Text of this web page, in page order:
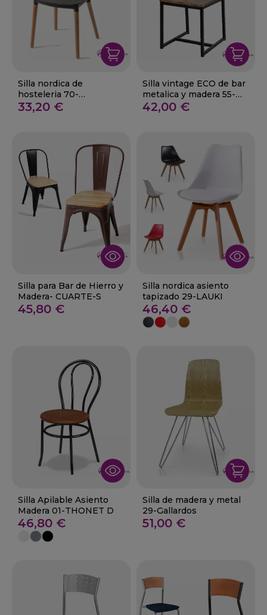
Silla nordica de
hosteleria 70-
Montehermoso
33,20 €
Silla vintage ECO de bar
metalica y madera 55-
Hornachos
42,00 €
Silla para Bar de Hierro y
Madera- CUARTE-S
45,80 €
Silla nordica asiento
tapizado 29-LAUKI
46,40 €
Silla Apilable Asiento
Madera 01-THONET D
46,80 €
Silla de madera y metal
29-Gallardos
51,00 €